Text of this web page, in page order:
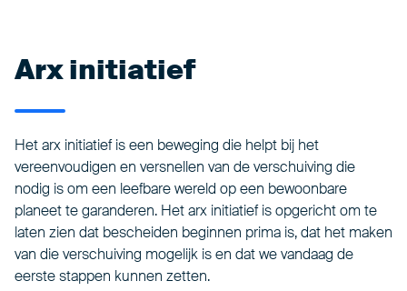
Arx initiatief
Het arx initiatief is een beweging die helpt bij het
vereenvoudigen en versnellen van de verschuiving die
nodig is om een leefbare wereld op een bewoonbare
planeet te garanderen. Het arx initiatief is opgericht om te
laten zien dat bescheiden beginnen prima is, dat het maken
van die verschuiving mogelijk is en dat we vandaag de
eerste stappen kunnen zetten.